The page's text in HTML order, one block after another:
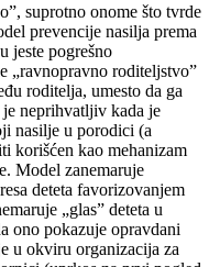
suprotno onome što tvrde
prevencije nasilja prema
jeste pogrešno
„ravnopravno roditeljstvo”
roditelja, umesto da ga
neprihvatljiv kada je
nasilje u porodici (a
korišćen kao mehanizam
Model zanemaruje
deteta favorizovanjem
„glas” deteta u
ono pokazuje opravdani
u okviru organizacija za